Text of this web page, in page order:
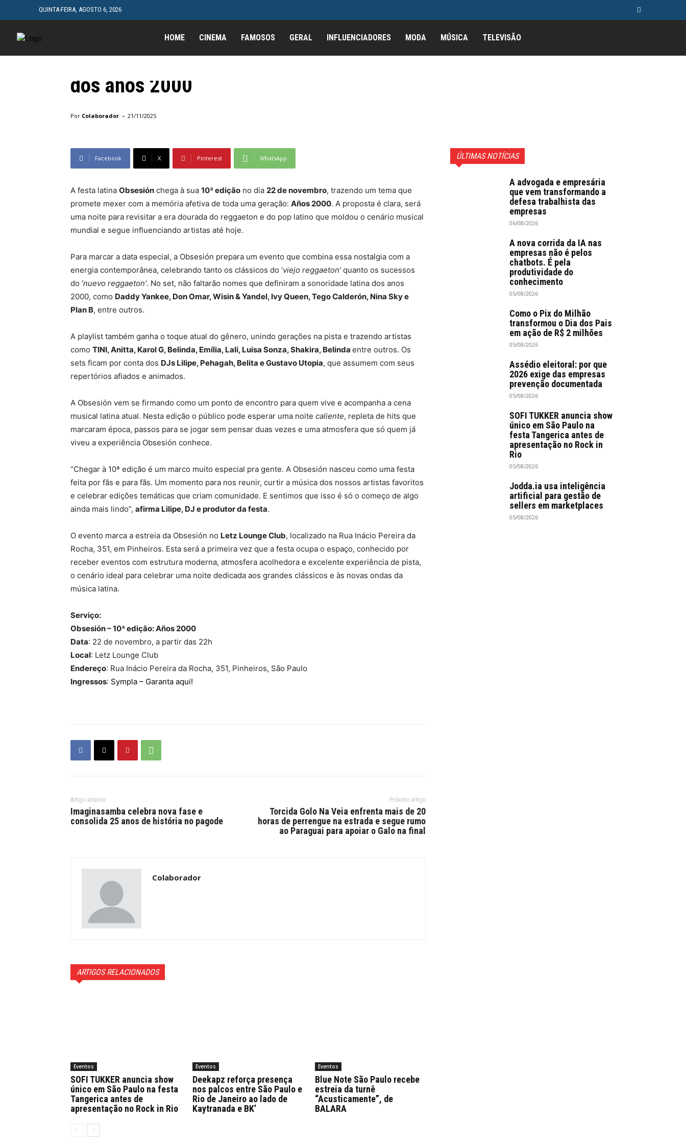
QUINTA-FEIRA, AGOSTO 6, 2026
HOME CINEMA FAMOSOS GERAL INFLUENCIADORES MODA MÚSICA TELEVISÃO
Eventos
Festa Obsesión celebra 10ª edição com
festa temática dedicada aos hits latinos
dos anos 2000
Por Colaborador - 21/11/2025
Facebook X Pinterest WhatsApp
A festa latina Obsesión chega à sua 10ª edição no dia 22 de novembro, trazendo um tema que
promete mexer com a memória afetiva de toda uma geração: Años 2000. A proposta é clara, será
uma noite para revisitar a era dourada do reggaeton e do pop latino que moldou o cenário musical
mundial e segue influenciando artistas até hoje.
Para marcar a data especial, a Obsesión prepara um evento que combina essa nostalgia com a
energia contemporânea, celebrando tanto os clássicos do ‘viejo reggaeton’quanto os sucessos
do ‘nuevo reggaeton’. No set, não faltarão nomes que definiram a sonoridade latina dos anos
2000, como Daddy Yankee, Don Omar, Wisin & Yandel, Ivy Queen, Tego Calderón, Nina Sky e
Plan B, entre outros.
A playlist também ganha o toque atual do gênero, unindo gerações na pista e trazendo artistas
como TINI, Anitta, Karol G, Belinda, Emília, Lali, Luisa Sonza, Shakira, Belinda entre outros. Os
sets ficam por conta dos DJs Lilipe, Pehagah, Belita e Gustavo Utopia, que assumem com seus
repertórios afiados e animados.
A Obsesión vem se firmando como um ponto de encontro para quem vive e acompanha a cena
musical latina atual. Nesta edição o público pode esperar uma noite caliente, repleta de hits que
marcaram época, passos para se jogar sem pensar duas vezes e uma atmosfera que só quem já
viveu a experiência Obsesión conhece.
“Chegar à 10ª edição é um marco muito especial pra gente. A Obsesión nasceu como uma festa
feita por fãs e para fãs. Um momento para nos reunir, curtir a música dos nossos artistas favoritos
e celebrar edições temáticas que criam comunidade. E sentimos que isso é só o começo de algo
ainda mais lindo”, afirma Lilipe, DJ e produtor da festa.
O evento marca a estreia da Obsesión no Letz Lounge Club, localizado na Rua Inácio Pereira da
Rocha, 351, em Pinheiros. Esta será a primeira vez que a festa ocupa o espaço, conhecido por
receber eventos com estrutura moderna, atmosfera acolhedora e excelente experiência de pista,
o cenário ideal para celebrar uma noite dedicada aos grandes clássicos e às novas ondas da
música latina.
Serviço:
Obsesión – 10ª edição: Años 2000
Data: 22 de novembro, a partir das 22h
Local: Letz Lounge Club
Endereço: Rua Inácio Pereira da Rocha, 351, Pinheiros, São Paulo
Ingressos: Sympla – Garanta aqui!
Artigo anterior
Imaginasamba celebra nova fase e
consolida 25 anos de história no pagode
Próximo artigo
Torcida Golo Na Veia enfrenta mais de 20
horas de perrengue na estrada e segue rumo
ao Paraguai para apoiar o Galo na final
Colaborador
ARTIGOS RELACIONADOS
Eventos
SOFI TUKKER anuncia show
único em São Paulo na festa
Tangerica antes de
apresentação no Rock in Rio
Eventos
Deekapz reforça presença
nos palcos entre São Paulo e
Rio de Janeiro ao lado de
Kaytranada e BK’
Eventos
Blue Note São Paulo recebe
estreia da turnê
“Acusticamente”, de
BALARA
ÚLTIMAS NOTÍCIAS
A advogada e empresária
que vem transformando a
defesa trabalhista das
empresas
06/08/2026
A nova corrida da IA nas
empresas não é pelos
chatbots. É pela
produtividade do
conhecimento
05/08/2026
Como o Pix do Milhão
transformou o Dia dos Pais
em ação de R$ 2 milhões
05/08/2026
Assédio eleitoral: por que
2026 exige das empresas
prevenção documentada
05/08/2026
SOFI TUKKER anuncia show
único em São Paulo na
festa Tangerica antes de
apresentação no Rock in
Rio
05/08/2026
Jodda.ia usa inteligência
artificial para gestão de
sellers em marketplaces
05/08/2026